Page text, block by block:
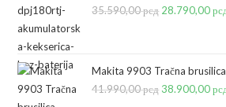
35.590,00рсд Originalna
bila:
35.590,00
28.790,00
Makita 9903 Tračna
41.990,00рсд Originalna
38.900,00